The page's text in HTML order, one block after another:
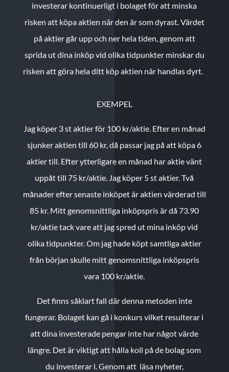
investerar kontinuerligt i bolaget för att minska
risken att köpa aktien när den är som dyrast. Värdet
på aktier går upp och ner hela tiden, genom att
sprida ut dina inköp vid olika tidpunkter minskar du
risken att göra hela ditt köp aktien när handlas dyrt.
EXEMPEL
Jag köper 3 st aktier för 100 kr/aktie. Efter en månad
sjunker aktien till 60 kr, då passar jag på att köpa 6
aktier till. Efter ytterligare en månad har aktie vänt
uppåt till 75 kr/aktie. Jag köper 5 st aktier.Två
månader efter senaste inköpet är aktien värderad till
85 kr. Mitt genomsnittliga inköpspris är då 73.90
kr/aktie tack vare att jag spred ut mina inköp vid
olika tidpunkter. Om jag hade köpt samtliga aktier
från början skulle mitt genomsnittliga inköpspris
vara 100 kr/aktie.
Det finns såklart fall där denna metoden inte
fungerar. Bolaget kan gå i konkurs vilket resulterar i
att dina investerade pengar inte har något värde
längre. Det är viktigt att hålla koll på de bolag som
du investerar i. Genom att läsa nyheter,